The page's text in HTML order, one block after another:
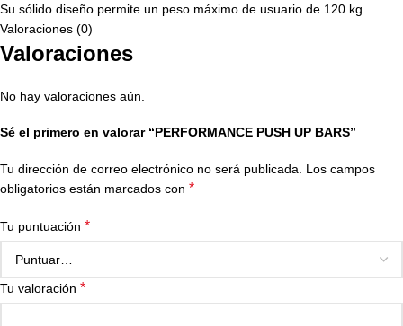
Su sólido diseño permite un peso máximo de usuario de 120 kg
Valoraciones (0)
Valoraciones
No hay valoraciones aún.
Sé el primero en valorar “PERFORMANCE PUSH UP BARS”
Tu dirección de correo electrónico no será publicada.
Los campos
obligatorios están marcados con *
Tu puntuación *
Tu valoración *